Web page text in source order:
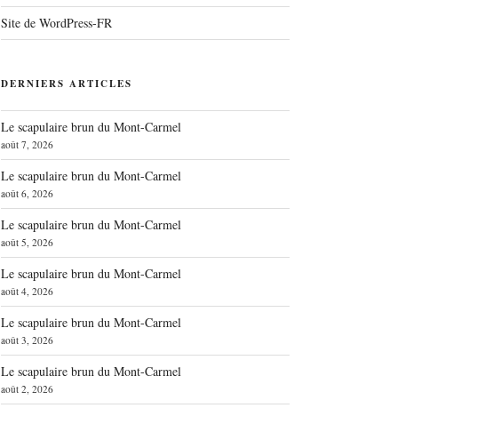
Site de WordPress-FR
DERNIERS ARTICLES
Le scapulaire brun du Mont-Carmel
août 7, 2026
Le scapulaire brun du Mont-Carmel
août 6, 2026
Le scapulaire brun du Mont-Carmel
août 5, 2026
Le scapulaire brun du Mont-Carmel
août 4, 2026
Le scapulaire brun du Mont-Carmel
août 3, 2026
Le scapulaire brun du Mont-Carmel
août 2, 2026